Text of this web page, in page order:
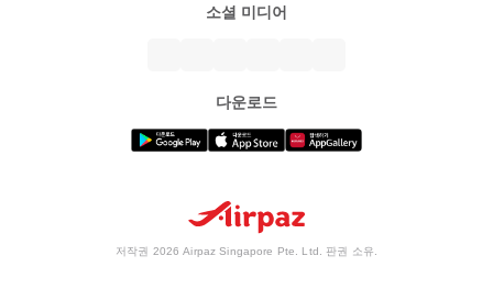
소셜 미디어
다운로드
저작권 2026 Airpaz Singapore Pte. Ltd. 판권 소유.